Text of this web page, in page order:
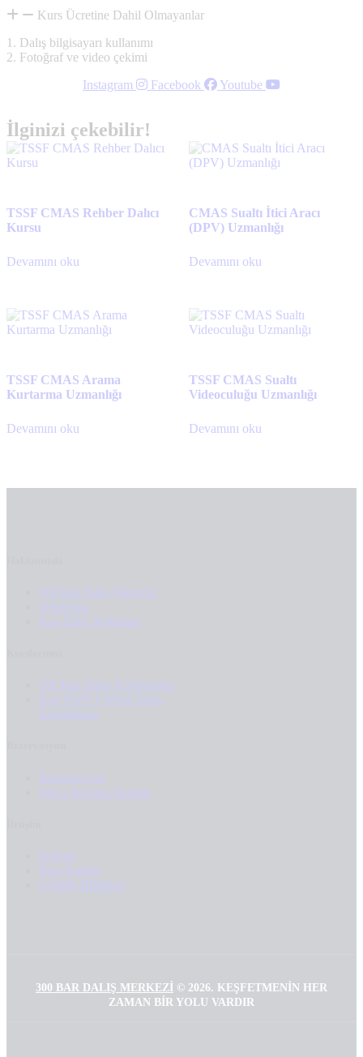
Kurs Ücretine Dahil Olmayanlar
1. Dalış bilgisayarı kullanımı
2. Fotoğraf ve video çekimi
Instagram
Facebook Youtube
İlginizi çekebilir!
TSSF CMAS Rehber Dalıcı
Kursu
Devamını oku
CMAS Sualtı İtici Aracı
(DPV) Uzmanlığı
Devamını oku
TSSF CMAS Arama
Kurtarma Uzmanlığı
Devamını oku
TSSF CMAS Sualtı
Videoculuğu Uzmanlığı
Devamını oku
300 Bar Dalış Merkezi
Teknemiz
Kaş Dalış Noktaları
SSI Kaş Dalış Kurslarımız
Kaş TSFF CMAS Dalış
Kurslarımız
Rezervasyon
Sıkça Sorulan Sorular
İletişim
Bize Katılın
Gizlilik Bildirimi
300 BAR DALIŞ MERKEZI © 2026. KEŞFETMENIN HER
ZAMAN BIR YOLU VARDIR